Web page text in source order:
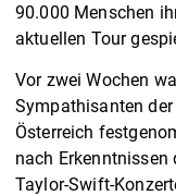
90.000 Menschen
aktuellen Tour
Vor zwei Wochen
Sympathisanten
Österreich
nach Erkenntnissen
Taylor-Swift-